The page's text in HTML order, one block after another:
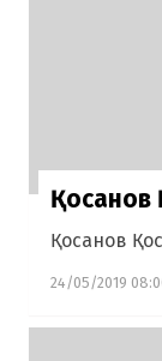
Қосанов
Қосанов
24/05/2019